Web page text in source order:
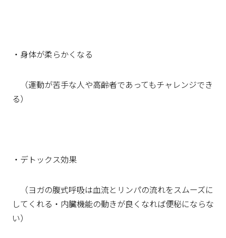
・身体が柔らかくなる
（運動が苦手な人や高齢者であってもチャレンジでき
る）
・デトックス効果
（ヨガの腹式呼吸は血流とリンパの流れをスムーズに
してくれる・ 内臓機能の動きが良くなれば便秘にならな
い）